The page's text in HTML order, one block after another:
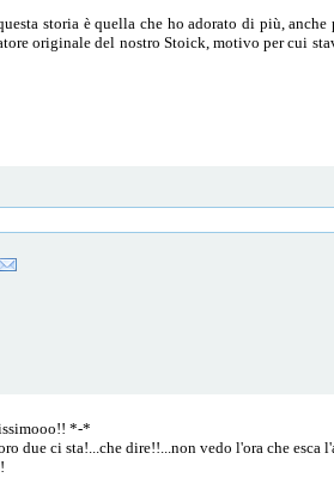
storia è quella che ho adorato di più,
originale del nostro Stoick, motivo per cui
*-*
due ci sta!...che dire!!...non vedo l'ora che esca